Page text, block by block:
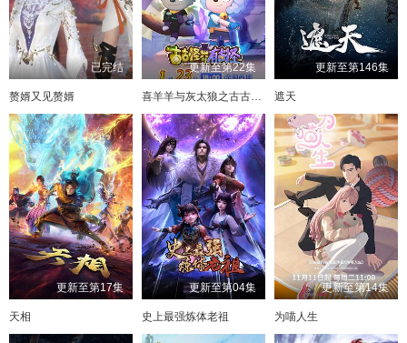
已完结
赘婿又见赘婿
更新至第22集
喜羊羊与灰太狼之古古怪界有古怪
更新至第146集
遮天
更新至第17集
天相
更新至第04集
史上最强炼体老祖
更新至第14集
为喵人生